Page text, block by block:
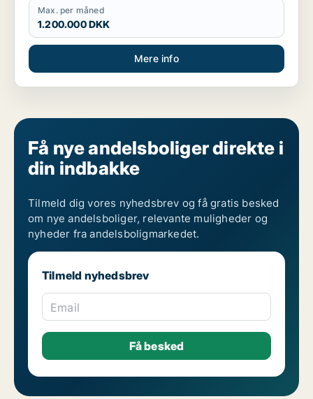
Max. per måned
1.200.000 DKK
Mere info
Få nye andelsboliger direkte i
din indbakke
Tilmeld dig vores nyhedsbrev og få gratis besked
om nye andelsboliger, relevante muligheder og
nyheder fra andelsboligmarkedet.
Tilmeld nyhedsbrev
Email